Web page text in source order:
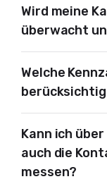
Wird meine
überwacht
Welche
Kann ich
auch die
messen?